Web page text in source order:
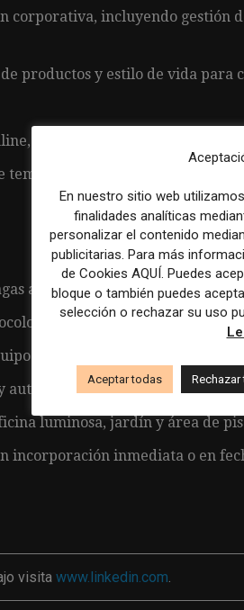
corporativa, incluyendo gestión
productos y estilo de vida para
gestión de redes sociales y
como sostenibilidad en el e-
anuales.
Mallorca.
dinámico y con jerarquías
autonomía en el trabajo.
luminosa, jardín y área de
incorporación inmediata o en
visita www.linkedin.com
En nuestro sitio web
finalidades analíticas
personalizar el contenido
publicitarias. Para más
de Cookies AQUÍ. Puedes
bloque o también puedes
selección o rechazar su uso
Aceptar todas